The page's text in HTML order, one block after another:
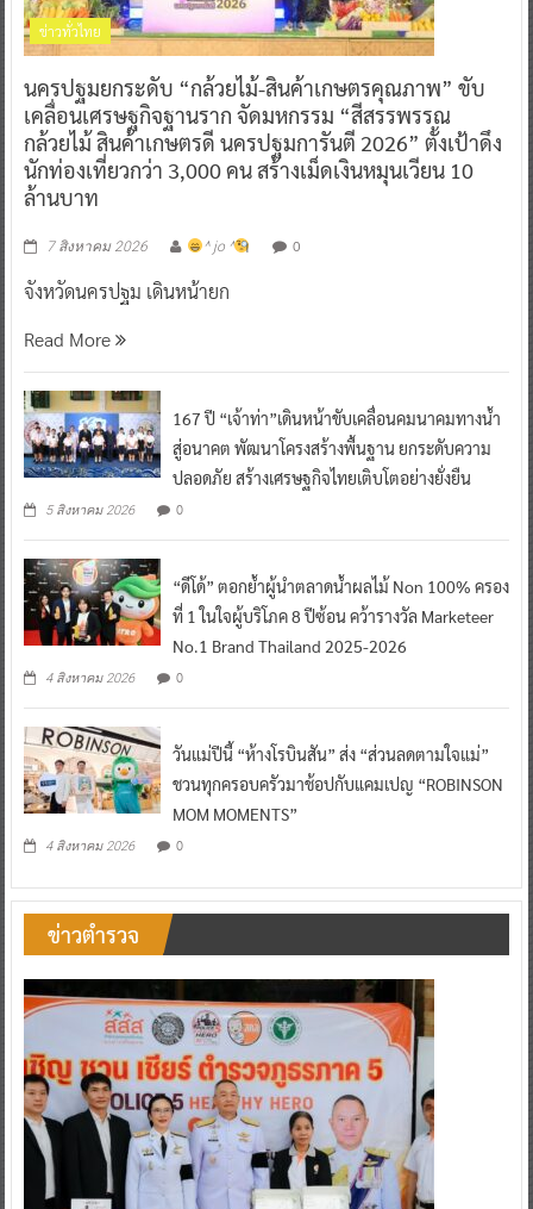
ข่าวทั่วไทย
นครปฐมยกระดับ “กล้วยไม้-สินค้าเกษตรคุณภาพ” ขับ
เคลื่อนเศรษฐกิจฐานราก จัดมหกรรม “สีสรรพรรณ
กล้วยไม้ สินค้าเกษตรดี นครปฐมการันตี 2026” ตั้งเป้าดึง
นักท่องเที่ยวกว่า 3,000 คน สร้างเม็ดเงินหมุนเวียน 10
ล้านบาท
7 สิงหาคม 2026 ^ jo ^ 0
จังหวัดนครปฐม เดินหน้ายก
Read More
167 ปี “เจ้าท่า”เดินหน้าขับเคลื่อนคมนาคมทางน้ำ
สู่อนาคต พัฒนาโครงสร้างพื้นฐาน ยกระดับความ
ปลอดภัย สร้างเศรษฐกิจไทยเติบโตอย่างยั่งยืน
5 สิงหาคม 2026 0
“ดีโด้” ตอกย้ำผู้นำตลาดน้ำผลไม้ Non 100% ครอง
ที่ 1 ในใจผู้บริโภค 8 ปีซ้อน คว้ารางวัล Marketeer
No.1 Brand Thailand 2025-2026
4 สิงหาคม 2026 0
วันแม่ปีนี้ “ห้างโรบินสัน” ส่ง “ส่วนลดตามใจแม่”
ชวนทุกครอบครัวมาช้อปกับแคมเปญ “ROBINSON
MOM MOMENTS”
4 สิงหาคม 2026 0
ข่าวตำรวจ